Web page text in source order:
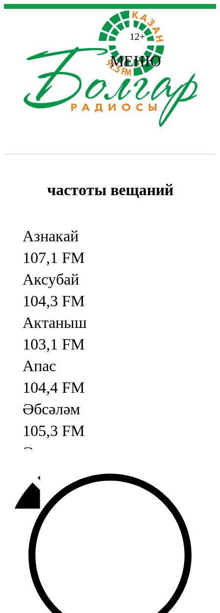
12+
МЕНЮ
частоты вещаний
Азнакай
107,1 FM
Аксубай
104,3 FM
Актаныш
103,1 FM
Апас
104,4 FM
Әбсәләм
105,3 FM
Әлмәт
92,9 FM
Базарлы матак
107,1 FM
Балык бистәсе
104,9 FM
Баулы
107,5 FM